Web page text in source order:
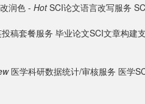
润色 - Hot SCI论文语言改写服务
稿套餐服务 毕业论文SCI文章构建
医学科研数据统计/审核服务 医学